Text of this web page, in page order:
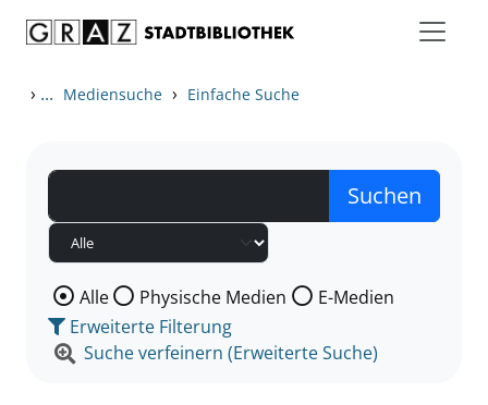
› ... Mediensuche › Einfache Suche
Wählen Sie die Medienart nach der Sie suchen wollen.
Alle Physische Medien
E-Medien
Erweiterte Filterung
Suche verfeinern (Erweiterte Suche)